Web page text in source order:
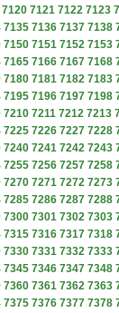
7120 7121 7122 7123
7135 7136 7137 7138
7150 7151 7152 7153
7165 7166 7167 7168
7180 7181 7182 7183
7195 7196 7197 7198
7210 7211 7212 7213
7225 7226 7227 7228
7240 7241 7242 7243
7255 7256 7257 7258
7270 7271 7272 7273
7285 7286 7287 7288
7300 7301 7302 7303
7315 7316 7317 7318
7330 7331 7332 7333
7345 7346 7347 7348
7360 7361 7362 7363
7375 7376 7377 7378